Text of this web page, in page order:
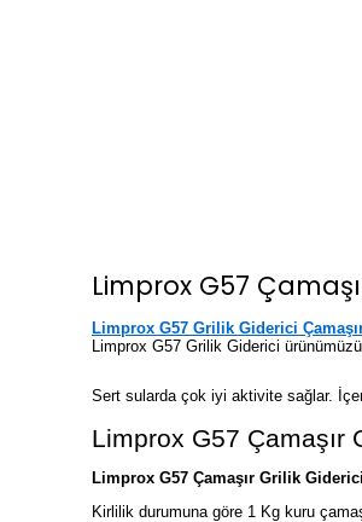
Limprox G57
Limprox G57 Grilik Giderici
Limprox G57 Grilik Giderici
Sert sularda çok iyi aktivite sağlar.
Limprox G57 Çamaşır
Limprox G57 Çamaşır Grilik Giderici
Kirlilik durumuna göre 1 Kg kuru